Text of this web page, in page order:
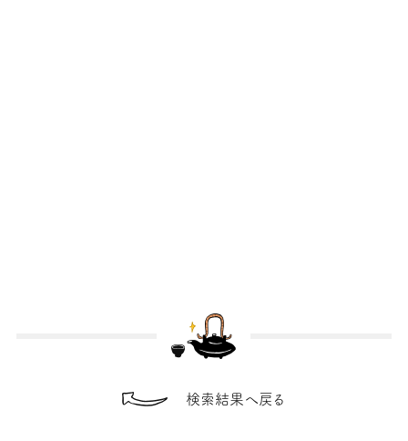
検索結果へ戻る